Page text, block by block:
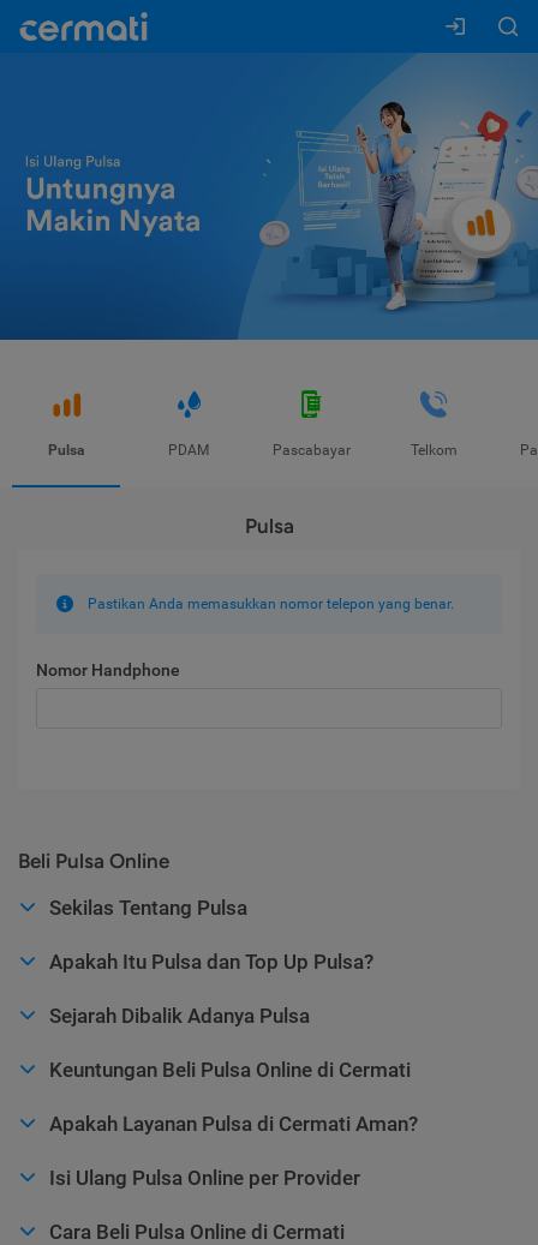
Pulsa PDAM Pascabayar Telkom
Pulsa
Pastikan Anda memasukkan nomor telepon yang benar.
Nomor Handphone
Beli Pulsa Online
Sekilas Tentang Pulsa
Apakah Itu Pulsa dan Top Up Pulsa?
Sejarah Dibalik Adanya Pulsa
Keuntungan Beli Pulsa Online di Cermati
Apakah Layanan Pulsa di Cermati Aman?
Isi Ulang Pulsa Online per Provider
Cara Beli Pulsa Online di Cermati